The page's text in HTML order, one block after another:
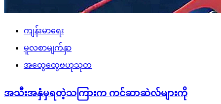
ကျန်းမာရေး
မူလစာမျက်နှာ
အထွေထွေဗဟုသုတ
အသီးအနှံမှရတဲ့သကြားက ကင်ဆာဆဲလ်များကို